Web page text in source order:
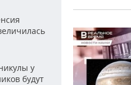
у
будут